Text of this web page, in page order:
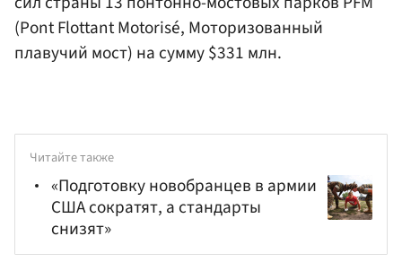
(Pont Flottant Motorisé, Моторизованный
плавучий мост) на сумму $331 млн.
Читайте также
«Подготовку новобранцев в армии
США сократят, а стандарты
снизят»